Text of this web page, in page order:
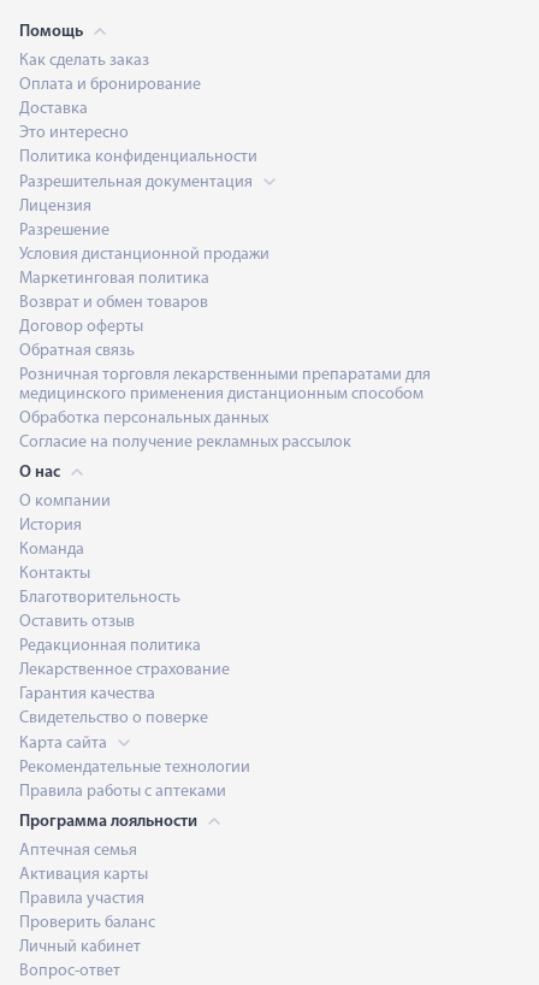
Помощь
Как сделать заказ
Оплата и бронирование
Доставка
Это интересно
Политика конфиденциальности
Разрешительная документация
Лицензия
Разрешение
Условия дистанционной продажи
Маркетинговая политика
Возврат и обмен товаров
Договор оферты
Обратная связь
Розничная торговля лекарственными препаратами для
медицинского применения дистанционным способом
Обработка персональных данных
Согласие на получение рекламных рассылок
О нас
О компании
История
Команда
Контакты
Благотворительность
Оставить отзыв
Редакционная политика
Лекарственное страхование
Гарантия качества
Свидетельство о поверке
Карта сайта
Рекомендательные технологии
Правила работы с аптеками
Программа лояльности
Аптечная семья
Активация карты
Правила участия
Проверить баланс
Личный кабинет
Вопрос-ответ